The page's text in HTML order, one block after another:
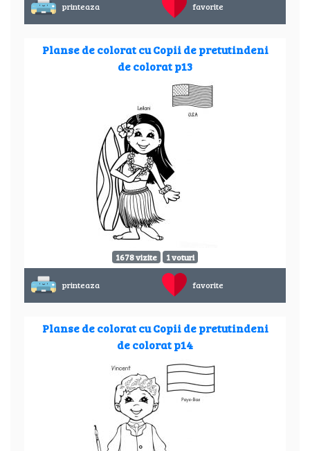
printeaza favorite
Planse de colorat cu Copii de pretutindeni
de colorat p13
1678 vizite 1 voturi
printeaza favorite
Planse de colorat cu Copii de pretutindeni
de colorat p14